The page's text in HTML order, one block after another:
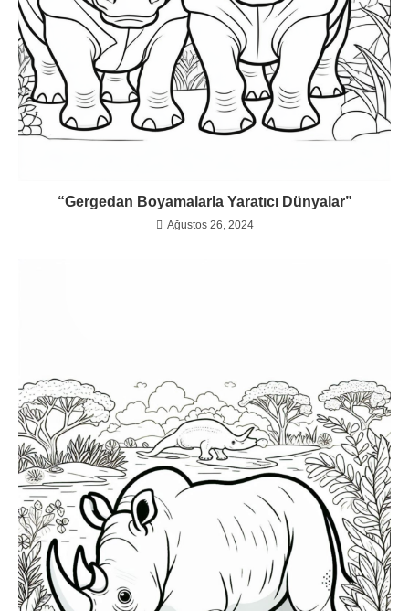
“Gergedan Boyamalarla Yaratıcı Dünyalar”
Ağustos 26, 2024